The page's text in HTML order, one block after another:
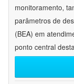
monitoramento,
parâmetros de
(BEA) em
ponto central